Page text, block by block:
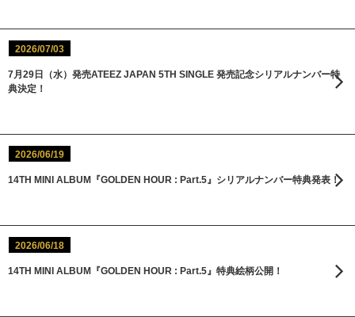
2026/07/03
7月29日（水）発売ATEEZ JAPAN 5TH SINGLE 発売記念シリアルナンバー特
典決定！
2026/06/19
14TH MINI ALBUM『GOLDEN HOUR : Part.5』シリアルナンバー特典発表！
2026/06/18
14TH MINI ALBUM『GOLDEN HOUR : Part.5』特典絵柄公開！